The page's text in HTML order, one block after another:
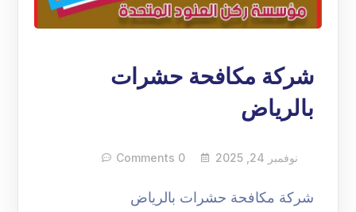
شركة مكافحة حشرات
بالرياض
نوفمبر 24, 2025 0 Comments
شركة مكافحة حشرات بالرياض